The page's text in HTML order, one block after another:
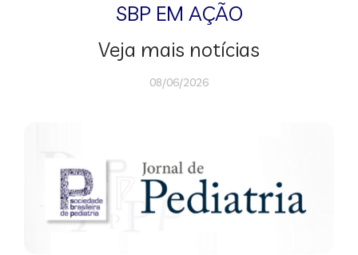
SBP EM AÇÃO
Veja mais notícias
08/06/2026